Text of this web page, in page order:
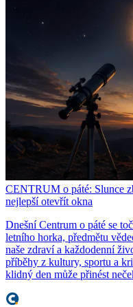
CENTRUM o páté: Slunce
nejlepší otevřít okna
Dnešní Centrum o páté se
letního horka, předmětu
naše zdraví a každodenní
příběhy z kultury, sportu a
klidný den může přinést